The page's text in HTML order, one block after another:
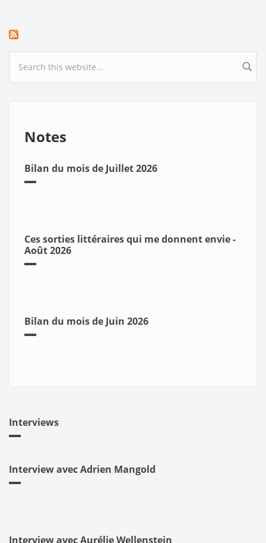
Search form
Notes
Bilan du mois de Juillet 2026
Ces sorties littéraires qui me donnent envie -
Août 2026
Bilan du mois de Juin 2026
Interviews
Interview avec Adrien Mangold
Interview avec Aurélie Wellenstein